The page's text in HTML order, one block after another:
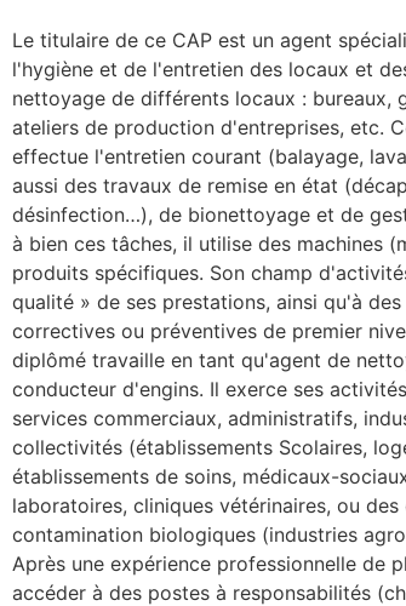
Le titulaire de ce CAP est un agent
l'hygiène et de l'entretien des locaux et
nettoyage de différents locaux : bureaux,
ateliers de production d'entreprises, etc.
effectue l'entretien courant (balayage,
aussi des travaux de remise en état
désinfection…), de bionettoyage et de
à bien ces tâches, il utilise des machines
produits spécifiques. Son champ
qualité » de ses prestations, ainsi qu'à
correctives ou préventives de premier
diplômé travaille en tant qu'agent de
conducteur d'engins. Il exerce ses
services commerciaux, administratifs,
collectivités (établissements Scolaires,
établissements de soins, médicaux-
laboratoires, cliniques vétérinaires, ou
contamination biologiques (industries
Après une expérience professionnelle de
accéder à des postes à responsabilités